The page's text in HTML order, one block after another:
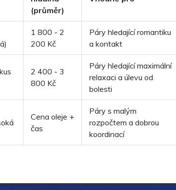
(průměr)
1 800 - 2
200 Kč
Páry hledající romantiku
a kontakt
2 400 - 3
800 Kč
Páry hledající maximální
relaxaci a úlevu od
bolesti
Cena oleje +
čas
Páry s malým
rozpočtem a dobrou
koordinací